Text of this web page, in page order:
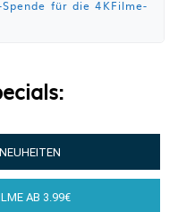
Spende für die 4KFilme-
AB 3.99€